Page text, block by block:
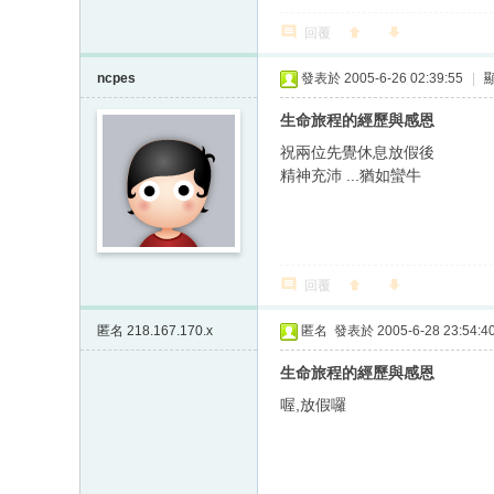
回覆
ncpes 發表於 2005-6-26 02:39:55
生命旅程的經歷與感恩
祝兩位先覺休息放假後
精神充沛 ...猶如蠻牛
回覆
匿名 218.167.170.x 匿名 發表於 2005-6-28
生命旅程的經歷與感恩
喔,放假囉